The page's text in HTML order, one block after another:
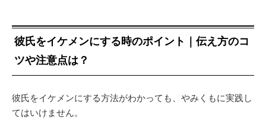
彼氏をイケメンにする時のポイント｜伝え方のコ
ツや注意点は？
彼氏をイケメンにする方法がわかっても、やみくもに実践し
てはいけません。